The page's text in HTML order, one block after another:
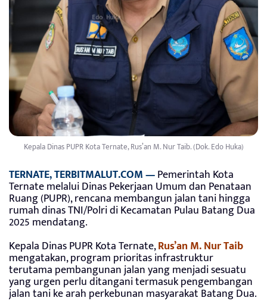
Kepala Dinas PUPR Kota Ternate, Rus’an M. Nur Taib. (Dok. Edo Huka)
TERNATE, TERBITMALUT.COM —Pemerintah Kota
Ternate melalui Dinas Pekerjaan Umum dan Penataan
Ruang (PUPR), rencana membangun jalan tani hingga
rumah dinas TNI/Polri di Kecamatan Pulau Batang Dua
2025 mendatang.
Kepala Dinas PUPR Kota Ternate,Rus’an M. Nur Taib
mengatakan, program prioritas infrastruktur
terutama pembangunan jalan yang menjadi sesuatu
yang urgen perlu ditangani termasuk pengembangan
jalan tani ke arah perkebunan masyarakat Batang Dua.